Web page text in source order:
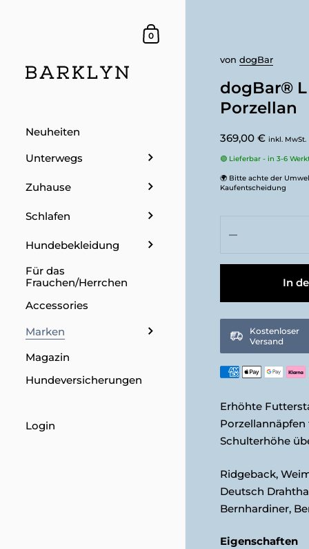
Dein Warenkorb
0
Neuheiten
Unterwegs
Zuhause
Schlafen
Hundebekleidung
Für das
Frauchen/Herrchen
Accessories
Marken
Magazin
Hundeversicherungen
Login
dogBar®
Porzellan
von dogBar
369,00 € inkl. MwSt.
🟢 Lieferbar - in 3-6
🌍 Bitte achte der
Kaufentscheidung
In
Kostenloser
Versand
Erhöhte
Schulterhöhe
Ridgeback,
Deutsch
Bernhardiner,
Eigenschaften